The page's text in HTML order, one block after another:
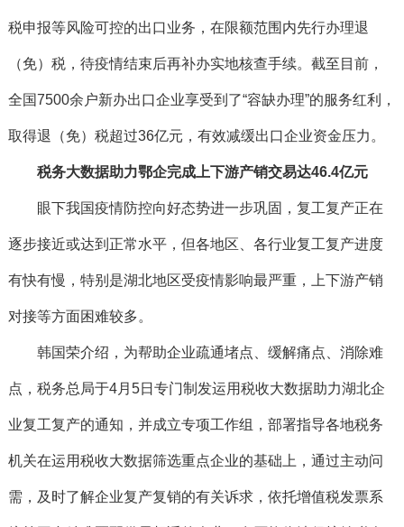
税申报等风险可控的出口业务，在限额范围内先行办理退
（免）税，待疫情结束后再补办实地核查手续。截至目前，
全国7500余户新办出口企业享受到了“容缺办理”的服务红利，
取得退（免）税超过36亿元，有效减缓出口企业资金压力。
税务大数据助力鄂企完成上下游产销交易达46.4亿元
眼下我国疫情防控向好态势进一步巩固，复工复产正在
逐步接近或达到正常水平，但各地区、各行业复工复产进度
有快有慢，特别是湖北地区受疫情影响最严重，上下游产销
对接等方面困难较多。
韩国荣介绍，为帮助企业疏通堵点、缓解痛点、消除难
点，税务总局于4月5日专门制发运用税收大数据助力湖北企
业复工复产的通知，并成立专项工作组，部署指导各地税务
机关在运用税收大数据筛选重点企业的基础上，通过主动问
需，及时了解企业复产复销的有关诉求，依托增值税发票系